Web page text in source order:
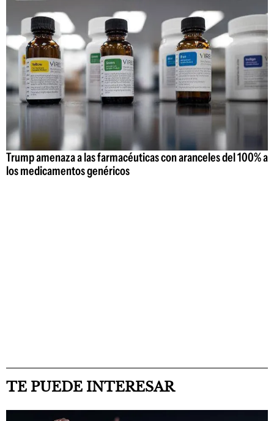
Trump amenaza a las farmacéuticas con aranceles del 100% a
los medicamentos genéricos
TE PUEDE INTERESAR